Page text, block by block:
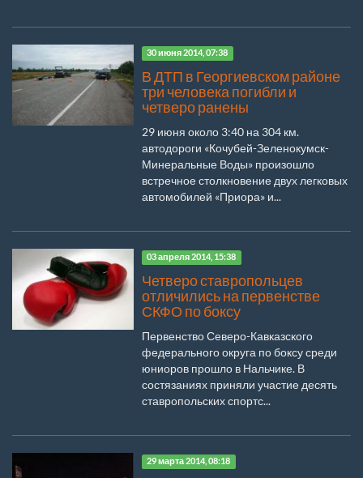
30 июня 2014, 07:38
В ДТП в Георгиевском районе
три человека погибли и
четверо ранены
29 июня около 3:40 на 304 км.
автодороги «Кочубей-Зеленокумск-
Минеральные Воды» произошло
встречное столкновение двух легковых
автомобилей «Приора» и...
03 апреля 2014, 15:38
Четверо ставропольцев
отличились на первенстве
СКФО по боксу
Первенство Северо-Кавказского
федерального округа по боксу среди
юниоров прошло в Нальчике. В
состязаниях приняли участие десять
ставропольских спортс...
29 марта 2014, 08:18